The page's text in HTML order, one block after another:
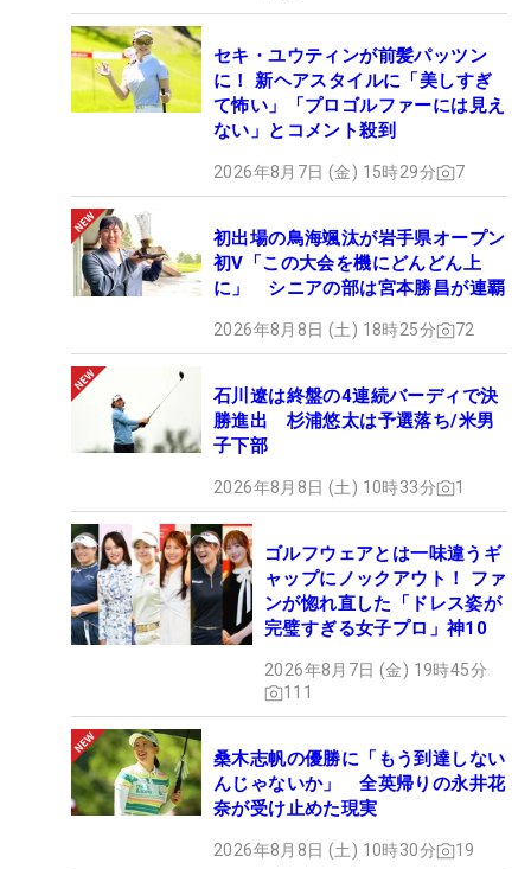
セキ・ユウティンが前髪パッツン
に！ 新ヘアスタイルに「美しすぎ
て怖い」「プロゴルファーには見え
ない」とコメント殺到
2026年8月7日 (金) 15時29分 7
初出場の鳥海颯汰が岩手県オープン
初V「この大会を機にどんどん上
に」 シニアの部は宮本勝昌が連覇
2026年8月8日 (土) 18時25分 72
石川遼は終盤の4連続バーディで決
勝進出 杉浦悠太は予選落ち/米男
子下部
2026年8月8日 (土) 10時33分 1
ゴルフウェアとは一味違うギ
ャップにノックアウト！ ファ
ンが惚れ直した「ドレス姿が
完璧すぎる女子プロ」神10
2026年8月7日 (金) 19時45分
111
桑木志帆の優勝に「もう到達しない
んじゃないか」 全英帰りの永井花
奈が受け止めた現実
2026年8月8日 (土) 10時30分 19